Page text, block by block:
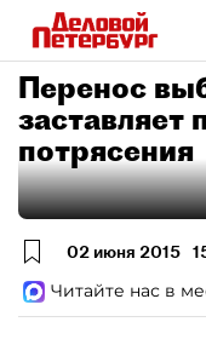
Перенос
заставляет
потрясения
02 июня 2015
Читайте нас в